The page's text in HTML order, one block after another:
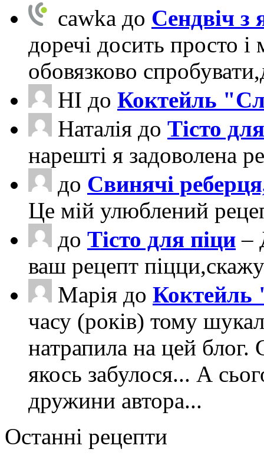
cawka до Сендвіч з
доречі досить просто
обовязково
НІ до Коктейль
Наталія до Тісто
нарешті я задоволена
до Свинячі
Це мій улюблений
до Тісто для піци –
ваш рецепт
Марія до Коктейль
часу (років) тому
натрапила на цей блог.
якось забулося... А
дружини автора...
Останні рецепти